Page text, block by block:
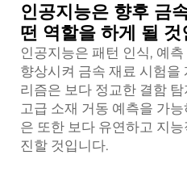
인공지능은 향후 금
떤 역할을 하게 될 것
인공지능은 패턴 인식, 예
향상시켜 금속 재료 시험을
리즘은 보다 정교한 결함
고급 소재 거동 예측을 가
은 또한 보다 유연하고 지
진할 것입니다.